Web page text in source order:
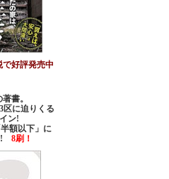
で好評発売中
書。
区に迫りくる
ン!
額以下」に
! 8刷！